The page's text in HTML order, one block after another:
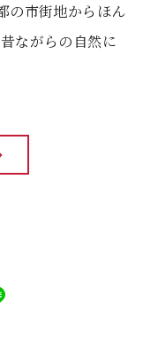
の市街地からほん
昔ながらの自然に